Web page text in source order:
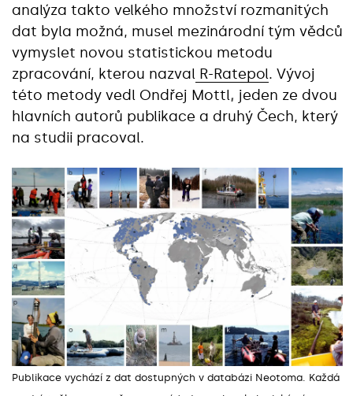
analýza takto velkého množství rozmanitých
dat byla možná, musel mezinárodní tým vědců
vymyslet novou statistickou metodu
zpracování, kterou nazval R-Ratepol. Vývoj
této metody vedl Ondřej Mottl, jeden ze dvou
hlavních autorů publikace a druhý Čech, který
na studii pracoval.
Publikace vychází z dat dostupných v databázi Neotoma. Každá